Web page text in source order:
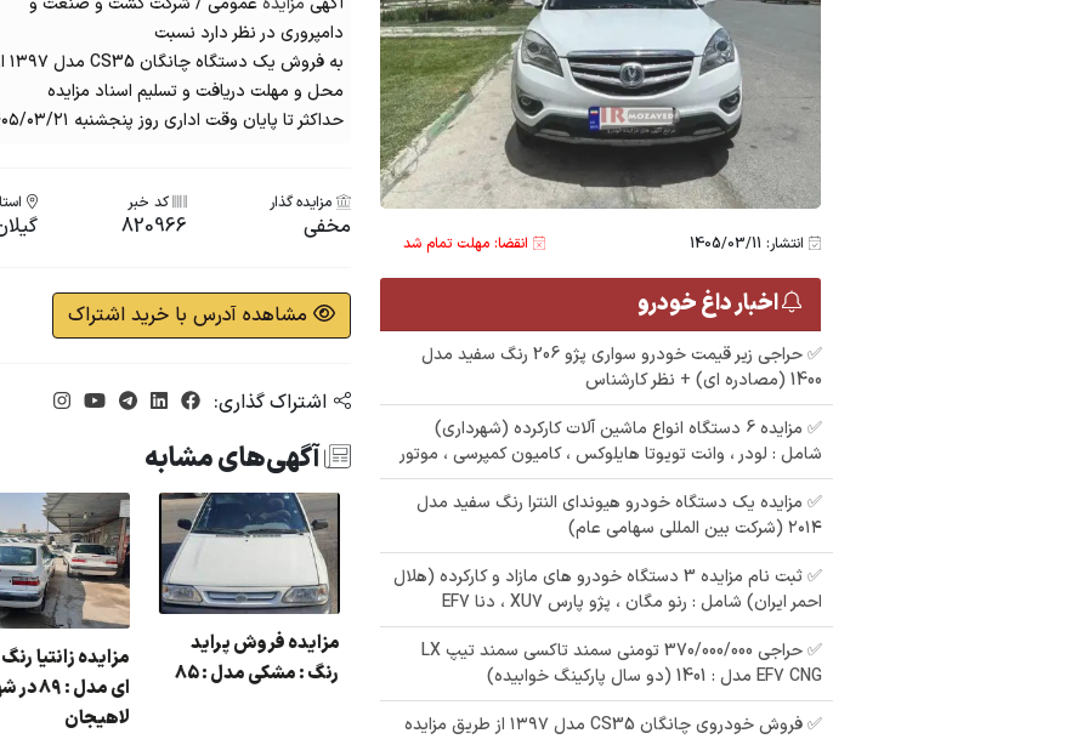
انتشار: 1405/03/11 انقضا: مهلت تمام شد
اخبار داغ خودرو
✅ حراجی زیر قیمت خودرو سواری پژو 206 رنگ سفید مدل
1400 (مصادره ای) + نظر کارشناس
✅ مزایده 6 دستگاه انواع ماشین آلات کارکرده (شهرداری)
شامل : لودر ، وانت تویوتا هایلوکس ، کامیون کمپرسی ، موتور
✅ مزایده یک دستگاه خودرو هیوندای النترا رنگ سفید مدل
۲۰۱۴ (شرکت بین المللی سهامی عام)
✅ ثبت نام مزایده 3 دستگاه خودرو های مازاد و کارکرده (هلال
احمر ایران) شامل : رنو مگان ، پژو پارس XU7 ، دنا EF7
✅ حراجی 370/000/000 تومنی سمند تاکسی سمند تیپ LX
EF7 CNG مدل : 1401 (دو سال پارکینگ خوابیده)
✅ فروش خودروی چانگان CS35 مدل ۱۳۹۷ از طریق مزایده
دامپروری در نظر دارد نسبت
به فروش یک دستگاه چانگان CS35 مدل ۱۳۹۷ از طریق مزایده عمومی اقدام نماید
محل و مهلت دریافت و تسلیم اسناد مزایده
حداکثر تا پایان وقت اداری روز پنجشنبه ۱۴۰۵/۰۳/۲۱ به آدرس : رشت *****
مزایده گذار
مخفی
کد خبر
820966
مشاهده آدرس با خرید اشتراک
اشتراک گذاری:
آگهی‌های مشابه
مزایده زانتیا
ای مدل : 89
لاهیجان
مزایده فروش پراید
رنگ : مشکی مدل : 85
مزایده پراید رنگ :
لنگرود
مزایده پراید رنگ : نقره
ای مدل : 88
سرمه ای مدل : 80 در